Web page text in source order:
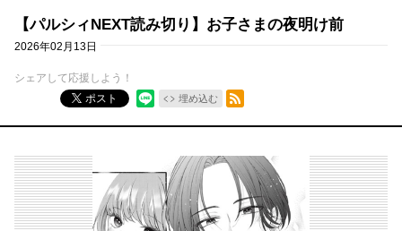
【パルシィNEXT読み切り】お子さまの夜明け前
2026年02月13日
シェアして応援しよう！
ポスト
埋め込む
RSSフィード